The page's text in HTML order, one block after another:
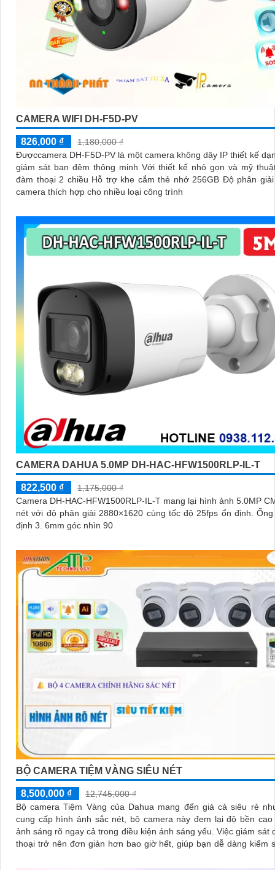
CAMERA WIFI DH-F5D-PV
826,000 ₫
1,180,000 ₫
Đượccamera DH-F5D-PV là một camera không dây IP thiết kế
giám sát ban đêm thông minh Với thiết kế nhỏ gọn và mỹ
đàm thoại 2 chiều Hỗ trợ khe cắm thẻ nhớ 256GB Độ phân
camera thích hợp cho nhiều loại công trình
CAMERA DAHUA 5.0MP DH-HAC-HFW1500RLP-IL-T
822,500 ₫
1,175,000 ₫
Camera DH-HAC-HFW1500RLP-IL-T mang lại hình ảnh 5.0MP
nét với độ phân giải 2880×1620 cùng tốc độ 25fps ổn định. Ống kính cố
định 3. 6mm góc nhìn 90
BỘ CAMERA TIỆM VÀNG SIÊU NÉT
8,500,000 ₫
12,745,000 ₫
Bộ camera Tiệm Vàng của Dahua mang đến giá cả siêu rẻ
cung cấp hình ảnh sắc nét, bộ camera này đem lại độ bền
ảnh sáng rõ ngay cả trong điều kiện ánh sáng yếu. Việc giám sát qua điện
thoại trở nên đơn giản hơn bao giờ hết, giúp bạn dễ dàng kiểm